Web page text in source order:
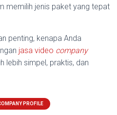
memilih jenis paket yang tepat
penting, kenapa Anda
jasa video company
lebih simpel, praktis, dan
PROFILE